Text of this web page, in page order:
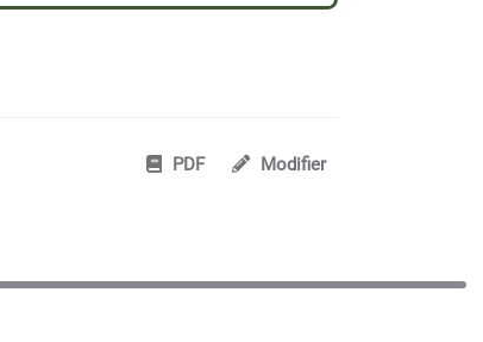
PDF Modifier